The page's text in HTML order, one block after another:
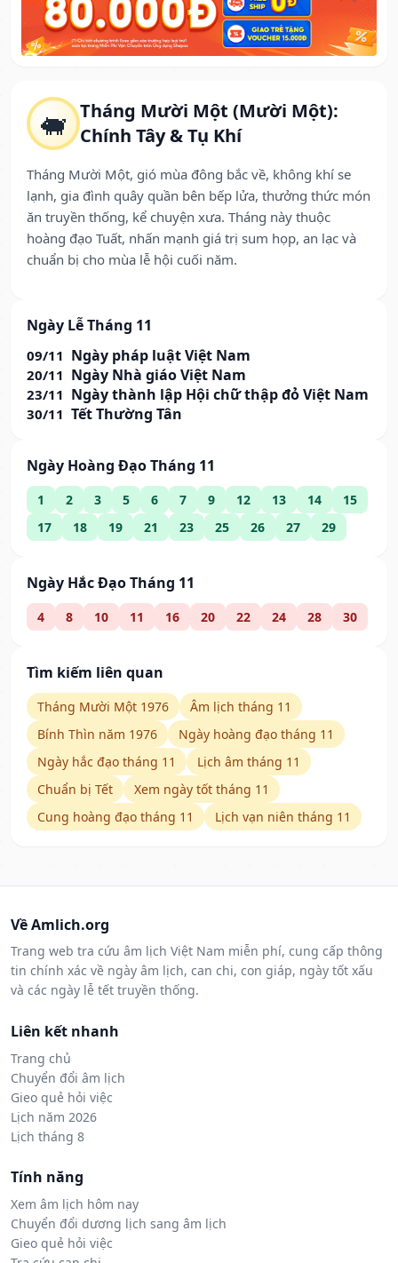
🐖 Tháng Mười Một (Mười Một):
Chính Tây & Tụ Khí
Tháng Mười Một, gió mùa đông bắc về, không khí se
lạnh, gia đình quây quần bên bếp lửa, thưởng thức món
ăn truyền thống, kể chuyện xưa. Tháng này thuộc
hoàng đạo Tuất, nhấn mạnh giá trị sum họp, an lạc và
chuẩn bị cho mùa lễ hội cuối năm.
Ngày Lễ Tháng 11
09/11 Ngày pháp luật Việt Nam
20/11 Ngày Nhà giáo Việt Nam
23/11 Ngày thành lập Hội chữ thập đỏ Việt Nam
30/11 Tết Thường Tân
Ngày Hoàng Đạo Tháng 11
1 2 3 5 6 7 9 12 13 14
15
17
18 19 21 23 25 26 27 29
Ngày Hắc Đạo Tháng 11
4 8 10 11 16 20 22 24 28 30
Tìm kiếm liên quan
Tháng Mười Một 1976
Âm lịch tháng 11
Bính Thìn năm 1976
Ngày hoàng đạo tháng 11
Ngày hắc đạo tháng 11
Lịch âm tháng 11
Chuẩn bị Tết
Xem ngày tốt tháng 11
Cung hoàng đạo tháng 11
Lịch vạn niên tháng 11
Về Amlich.org
Trang web tra cứu âm lịch Việt Nam miễn phí, cung cấp thông
tin chính xác về ngày âm lịch, can chi, con giáp, ngày tốt xấu
và các ngày lễ tết truyền thống.
Liên kết nhanh
Trang chủ
Chuyển đổi âm lịch
Gieo quẻ hỏi việc
Lịch năm 2026
Lịch tháng 8
Tính năng
Xem âm lịch hôm nay
Chuyển đổi dương lịch sang âm lịch
Gieo quẻ hỏi việc